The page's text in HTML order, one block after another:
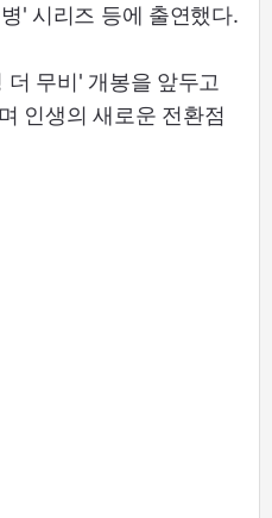
' 시리즈 등에 출연했다.
무비' 개봉을 앞두고
인생의 새로운 전환점